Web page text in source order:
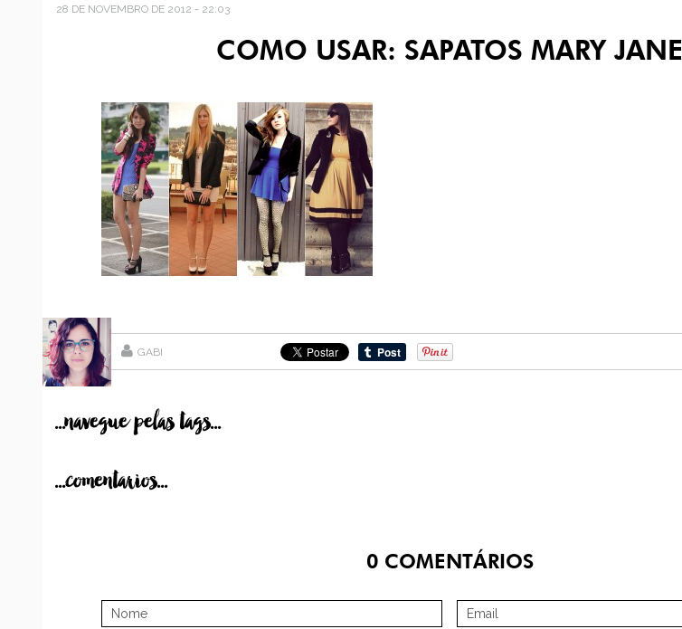
28 DE NOVEMBRO DE 2012 - 22:03
COMO USAR: SAPATOS MARY JANE
GABI
...navegue pelas tags...
...comentarios...
0COMENTÁRIOS